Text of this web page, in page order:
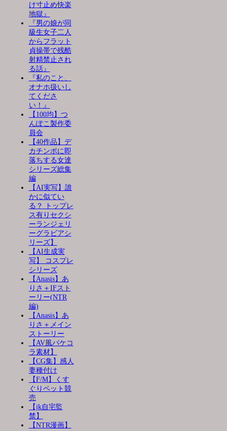
け寸止め快楽
地獄』
『男の娘が同
級生女子二人
からフラット
貞操帯で残酷
射精禁止され
る話』
『私のこと、
オナホ扱いし
てくださ
い！』
【100均】つ
んぽこ製作委
員会
【40作品】デ
カチンポに即
落ちする女達
シリーズ総集
編
【AI実写】誰
かに似てい
る？ トップレ
ス有りセクシ
ーランジェリ
ーグラビアシ
リーズ】
【AI生成実
写】 コスプレ
シリーズ
【Anasis】あ
りさ＋IFスト
ーリー(NTR
編)
【Anasis】あ
りさ＋メイン
ストーリー
【AV風パケコ
ラ素材】
【CG集】感人
妻種付け
【F/M】くす
ぐりペット競
売
【jk自宅監
禁】
【NTR漫画】